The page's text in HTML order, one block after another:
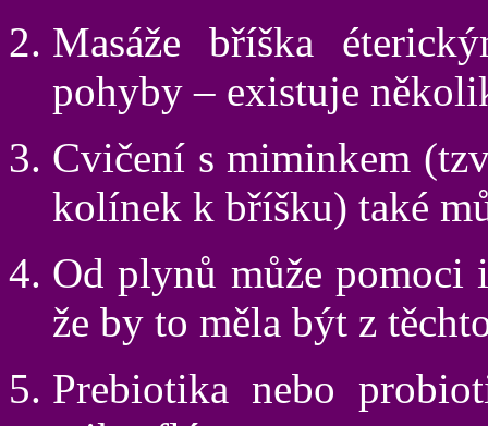
Masáže bříška
pohyby – existuje
Cvičení s miminkem
kolínek k bříšku) také
Od plynů může
že by to měla být z
Prebiotika nebo